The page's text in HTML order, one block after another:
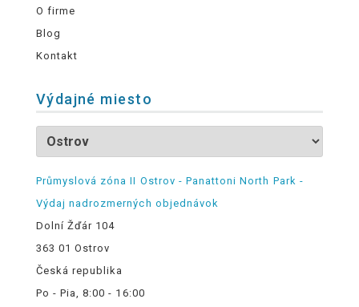
O firme
Blog
Kontakt
Výdajné miesto
Průmyslová zóna II Ostrov - Panattoni North Park -
Výdaj nadrozmerných objednávok
Dolní Žďár 104
363 01 Ostrov
Česká republika
Po - Pia, 8:00 - 16:00